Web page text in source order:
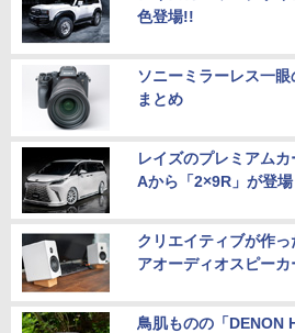
色登場!!
ソニーミラーレス一
まとめ
レイズのプレミアム
Aから「2×9R」が登場
クリエイティブが作
アオーディオスピーカ
鳥肌ものの「DENON